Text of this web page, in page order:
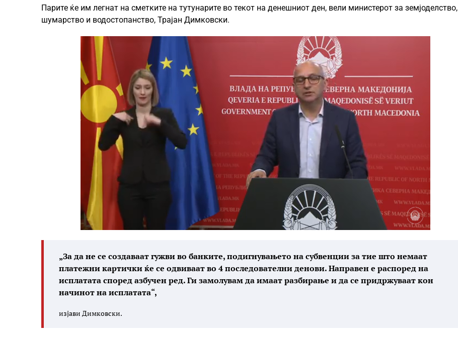
Парите ќе им легнат на сметките на тутунарите во текот на денешниот ден, вели министерот за земјоделство,
шумарство и водостопанство, Трајан Димковски.
„За да не се создаваат гужви во банките, подигнувањето на субвенции за тие што немаат
платежни картички ќе се одвиваат во 4 последователни денови. Направен е распоред на
исплатата според азбучен ред. Ги замолувам да имаат разбирање и да се придржуваат кон
начинот на исплатата“,
изјави Димковски.